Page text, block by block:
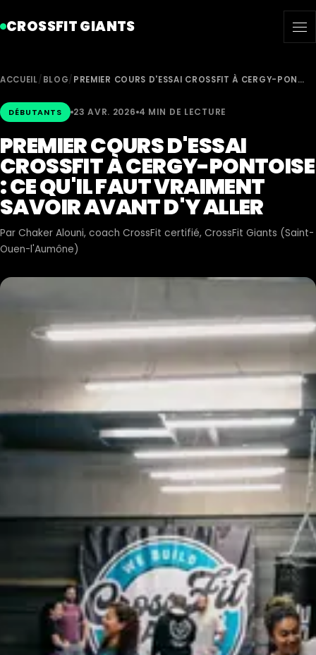
CROSSFIT GIANTS
ACCUEIL/ BLOG/ PREMIER COURS D'ESSAI CROSSFIT À CERGY-PON…
DÉBUTANTS 23 AVR. 2026 4 MIN DE LECTURE
PREMIER COURS D'ESSAI
CROSSFIT À CERGY-PONTOISE
: CE QU'IL FAUT VRAIMENT
SAVOIR AVANT D'Y ALLER
Par Chaker Alouni, coach CrossFit certifié, CrossFit Giants (Saint-
Ouen-l'Aumône)